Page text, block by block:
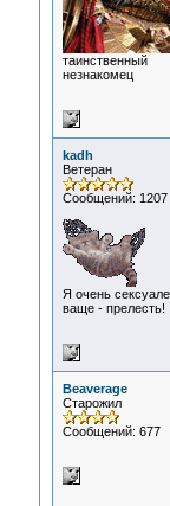
таинственный
незнакомец
kadh
Ветеран
Сообщений: 1207
Я очень
ваще - прелесть!
Beaverage
Старожил
Сообщений: 677